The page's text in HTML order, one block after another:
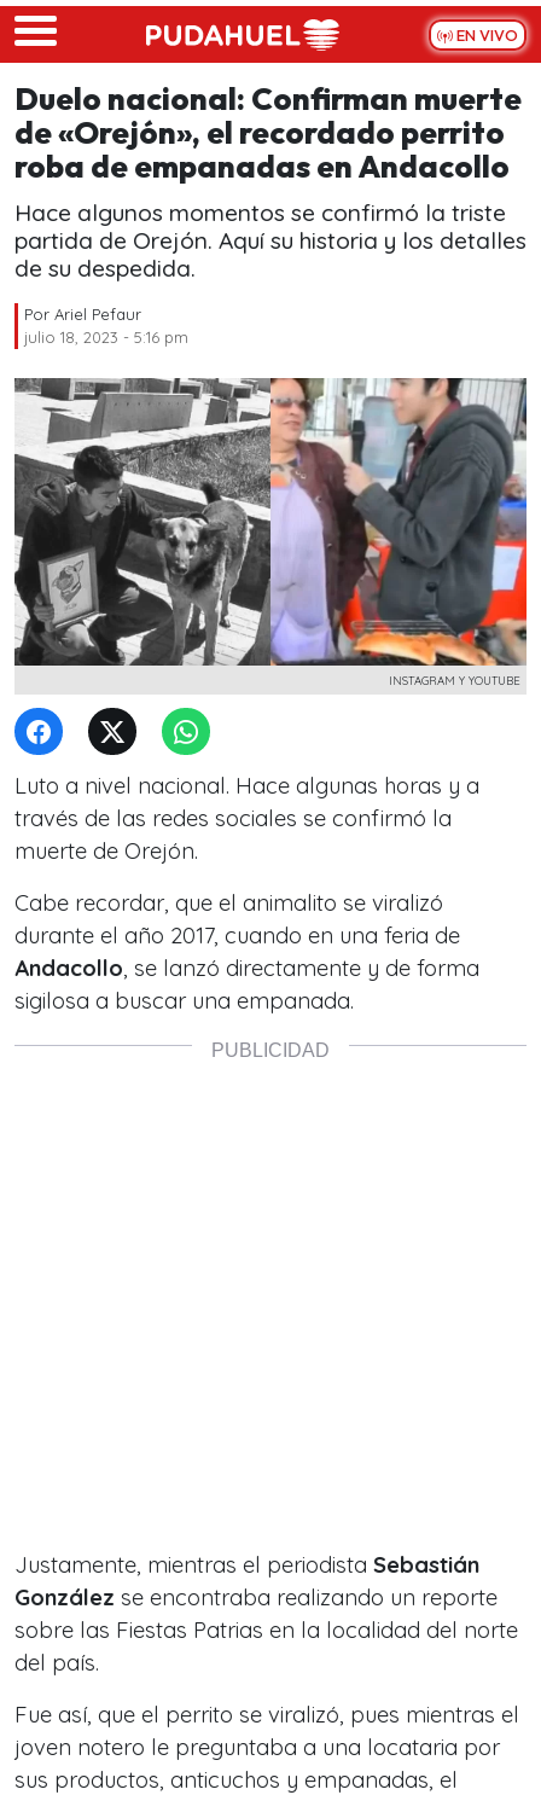
Skip to main content
EN VIVO
Duelo nacional: Confirman muerte
de «Orejón», el recordado perrito
roba de empanadas en Andacollo
Hace algunos momentos se confirmó la triste
partida de Orejón. Aquí su historia y los detalles
de su despedida.
Por Ariel Pefaur
julio 18, 2023 - 5:16 pm
INSTAGRAM Y YOUTUBE
Luto a nivel nacional. Hace algunas horas y a
través de las redes sociales se confirmó la
muerte de Orejón.
Cabe recordar, que el animalito se viralizó
durante el año 2017, cuando en una feria de
Andacollo, se lanzó directamente y de forma
sigilosa a buscar una empanada.
Justamente, mientras el periodista Sebastián
González se encontraba realizando un reporte
sobre las Fiestas Patrias en la localidad del norte
del país.
Fue así, que el perrito se viralizó, pues mientras el
joven notero le preguntaba a una locataria por
sus productos, anticuchos y empanadas, el